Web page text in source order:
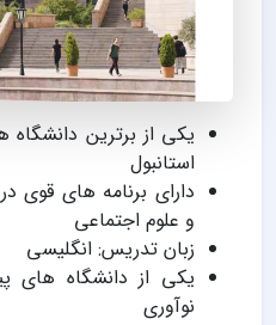
یکی از برترین
استانبول
دارای برنامه های قوی
و علوم اجتماعی
زبان تدریس: انگلیسی
یکی از دانشگاه های
نوآوری